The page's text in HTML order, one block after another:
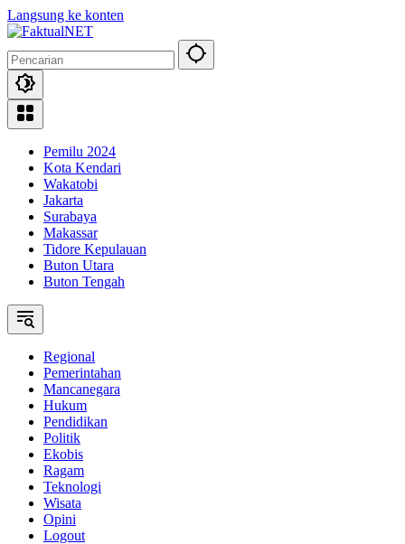
Langsung ke konten
Pemilu 2024
Kota Kendari
Wakatobi
Jakarta
Surabaya
Makassar
Tidore Kepulauan
Buton Utara
Buton Tengah
Regional
Pemerintahan
Mancanegara
Hukum
Pendidikan
Politik
Ekobis
Ragam
Teknologi
Wisata
Opini
Logout